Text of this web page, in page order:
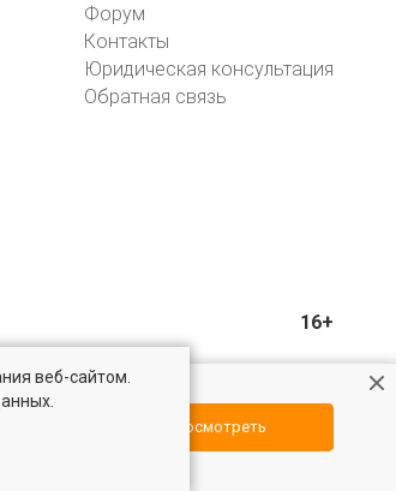
Посмотреть
Форум
Контакты
Юридическая консультация
Обратная связь
16+
веб-сайтом.